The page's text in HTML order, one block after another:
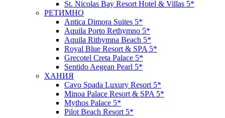
St. Nicolas Bay Resort Hotel & Villas 5*
РЕТИМНО
Antica Dimora Suites 5*
Aquila Porto Rethymno 5*
Aquila Rithymna Beach 5*
Royal Blue Resort & SPA 5*
Grecotel Creta Palace 5*
Sentido Aegean Pearl 5*
ХАНИЯ
Cavo Spada Luxury Resort 5*
Minoa Palace Resort & SPA 5*
Mythos Palace 5*
Pilot Beach Resort 5*